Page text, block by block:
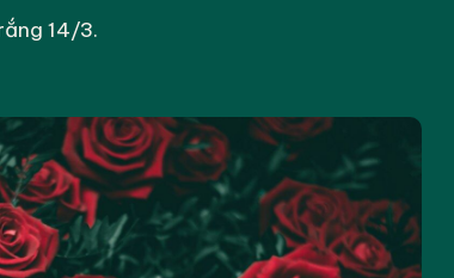
14/3.